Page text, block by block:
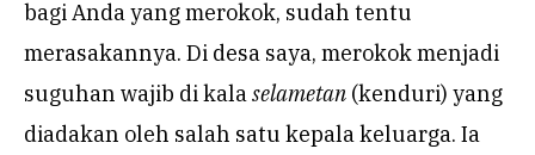
bagi Anda yang merokok, sudah tentu
merasakannya. Di desa saya, merokok menjadi
suguhan wajib di kalaselametan (kenduri) yang
diadakan oleh salah satu kepala keluarga. Ia